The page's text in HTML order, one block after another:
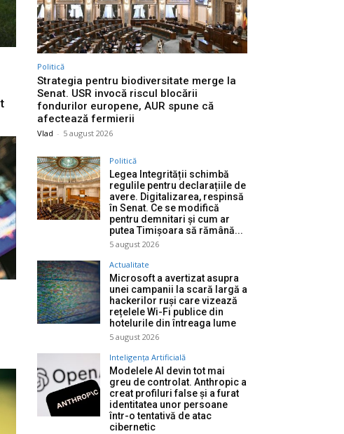
Politică
Strategia pentru biodiversitate merge la
Senat. USR invocă riscul blocării
fondurilor europene, AUR spune că
afectează fermierii
Vlad - 5 august 2026
Politică
Legea Integrității schimbă
regulile pentru declarațiile de
avere. Digitalizarea, respinsă
în Senat. Ce se modifică
pentru demnitari și cum ar
putea Timișoara să rămână...
5 august 2026
Actualitate
Microsoft a avertizat asupra
unei campanii la scară largă a
hackerilor ruși care vizează
rețelele Wi-Fi publice din
hotelurile din întreaga lume
5 august 2026
Inteligența Artificială
Modelele AI devin tot mai
greu de controlat. Anthropic a
creat profiluri false și a furat
identitatea unor persoane
într-o tentativă de atac
cibernetic